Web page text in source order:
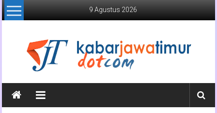
Lompat
ke
9 Agustus 2026
Kabar
Jawa